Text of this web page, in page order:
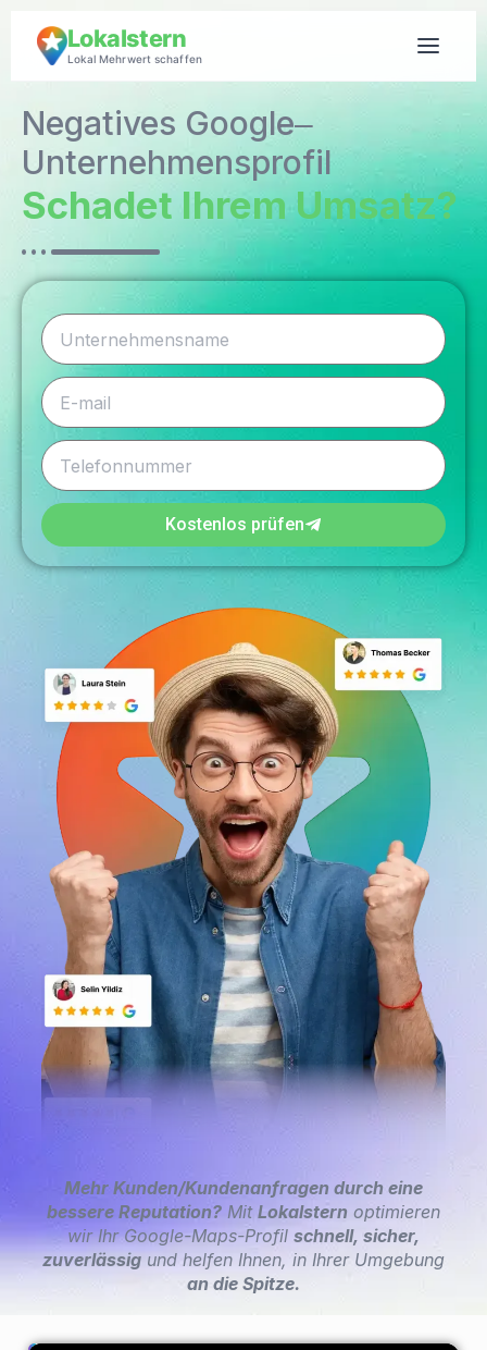
Lokalstern
Lokal Mehrwert schaffen
+49 1515 6913786
anfrage@lokal-stern.de
Negatives Google‒
Unternehmensprofil
Schadet Ihrem Umsatz?
Kostenlos prüfen
Mehr Kunden/Kundenanfragen durch eine
bessere Reputation? Mit Lokalstern optimieren
wir Ihr Google-Maps-Profil schnell, sicher,
zuverlässig und helfen Ihnen, in Ihrer Umgebung
an die Spitze.